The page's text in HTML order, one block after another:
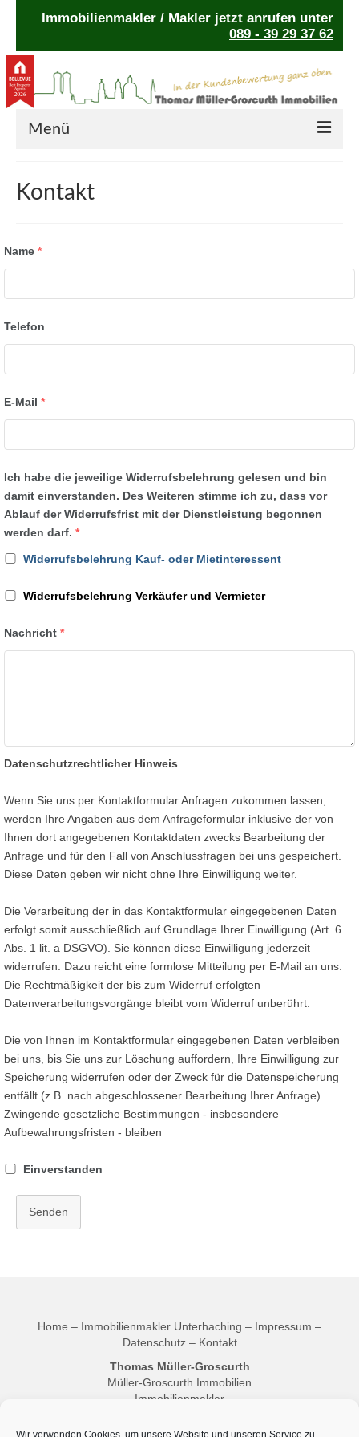
Wir verwenden Cookies, um unsere Website und unseren Service zu
Immobilienmakler / Makler jetzt anrufen unter
089 - 39 29 37 62
Menü
Ratgeber
Kontakt
Name *
Telefon
E-Mail *
Ich habe die jeweilige Widerrufsbelehrung gelesen und bin
damit einverstanden. Des Weiteren stimme ich zu, dass vor
Ablauf der Widerrufsfrist mit der Dienstleistung begonnen
werden darf. *
Widerrufsbelehrung Kauf- oder Mietinteressent
Widerrufsbelehrung Verkäufer und Vermieter
Nachricht *
Datenschutzrechtlicher Hinweis
Wenn Sie uns per Kontaktformular Anfragen zukommen lassen,
werden Ihre Angaben aus dem Anfrageformular inklusive der von
Ihnen dort angegebenen Kontaktdaten zwecks Bearbeitung der
Anfrage und für den Fall von Anschlussfragen bei uns gespeichert.
Diese Daten geben wir nicht ohne Ihre Einwilligung weiter.
Die Verarbeitung der in das Kontaktformular eingegebenen Daten
erfolgt somit ausschließlich auf Grundlage Ihrer Einwilligung (Art. 6
Abs. 1 lit. a DSGVO). Sie können diese Einwilligung jederzeit
widerrufen. Dazu reicht eine formlose Mitteilung per E-Mail an uns.
Die Rechtmäßigkeit der bis zum Widerruf erfolgten
Datenverarbeitungsvorgänge bleibt vom Widerruf unberührt.
Die von Ihnen im Kontaktformular eingegebenen Daten verbleiben
bei uns, bis Sie uns zur Löschung auffordern, Ihre Einwilligung zur
Speicherung widerrufen oder der Zweck für die Datenspeicherung
entfällt (z.B. nach abgeschlossener Bearbeitung Ihrer Anfrage).
Zwingende gesetzliche Bestimmungen - insbesondere
Aufbewahrungsfristen - bleiben
Einverstanden
Senden
Home – Immobilienmakler Unterhaching – Impressum –
Datenschutz– Kontakt
Thomas Müller-Groscurth
Müller-Groscurth Immobilien
Immobilienmakler
Münchener Str. 42